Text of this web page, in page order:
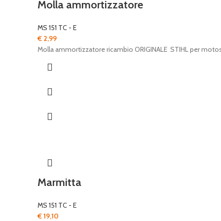
Molla ammortizzatore
MS 151 TC - E
€ 2,99
Molla ammortizzatore ricambio ORIGINALE STIHL per
Marmitta
MS 151 TC - E
€19,10